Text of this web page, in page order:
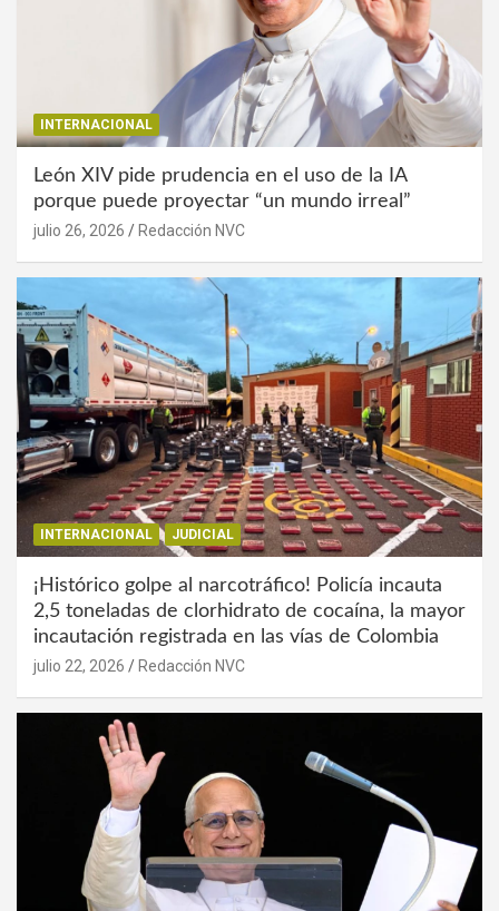
INTERNACIONAL
León XIV pide prudencia en el uso de la IA
porque puede proyectar “un mundo irreal”
julio 26, 2026 Redacción NVC
INTERNACIONAL JUDICIAL
¡Histórico golpe al narcotráfico! Policía incauta
2,5 toneladas de clorhidrato de cocaína, la mayor
incautación registrada en las vías de Colombia
julio 22, 2026 Redacción NVC